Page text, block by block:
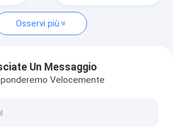
LED
Osservi più
Un Messaggio
Velocemente